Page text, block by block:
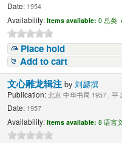
Date: 1954
Availability: Items available: 0 总类
Place hold
Add to cart
文心雕龙辑注by刘勰撰
Publication: 北京 中华书局 1957 , 平
Date: 1957
Availability: Items available: 8 语言